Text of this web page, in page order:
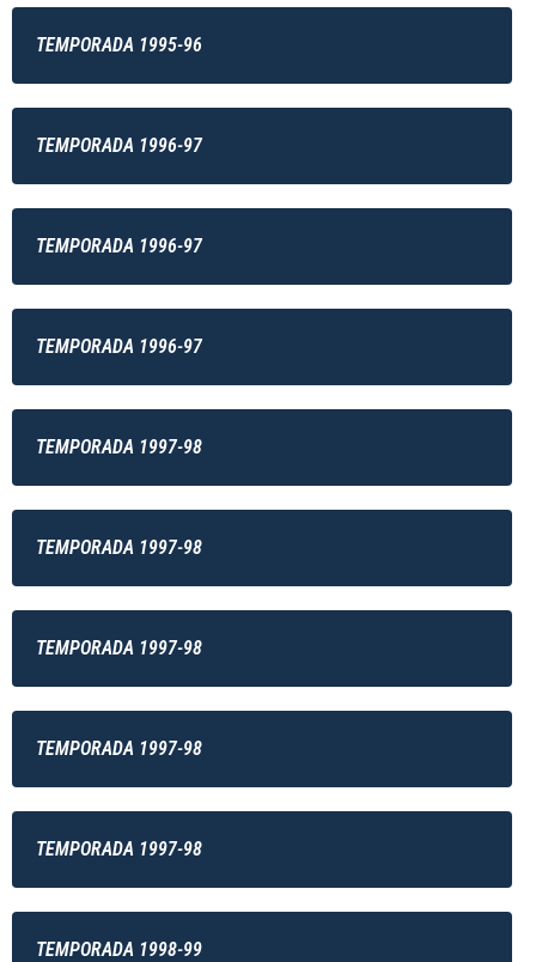
TEMPORADA 1995-96
TEMPORADA 1996-97
TEMPORADA 1996-97
TEMPORADA 1996-97
TEMPORADA 1997-98
TEMPORADA 1997-98
TEMPORADA 1997-98
TEMPORADA 1997-98
TEMPORADA 1997-98
TEMPORADA 1998-99